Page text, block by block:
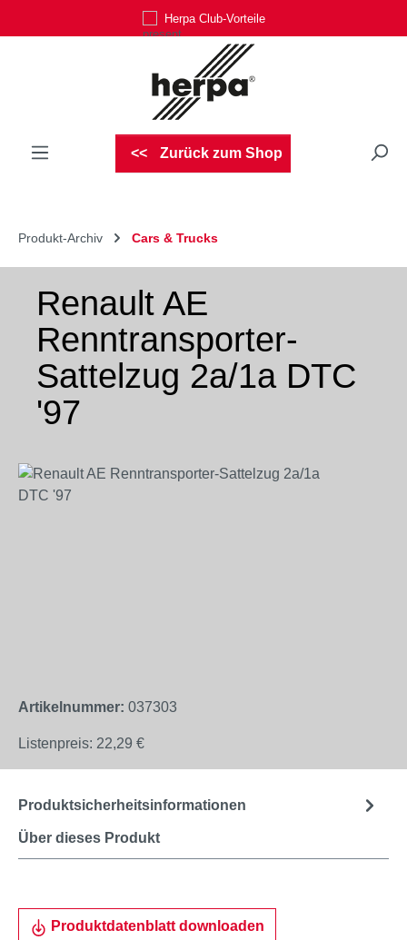
Zum Hauptinhalt springenHerpa Club-Vorteile
Zurück zum Shop
Produkt-Archiv Cars & Trucks
Renault AE
Renntransporter-
Sattelzug 2a/1a DTC
'97
Bildergalerie überspringen
Artikelnummer: 037303
Listenpreis: 22,29 €
Über dieses Produkt
Produktsicherheitsinformationen
Produktdatenblatt downloaden